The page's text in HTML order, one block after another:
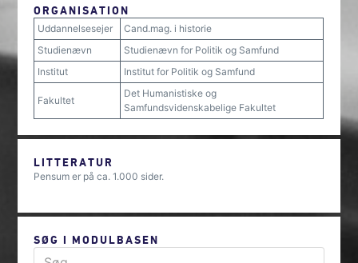
ORGANISATION
Uddannelsesejer
Cand.mag. i historie
Studienævn
Studienævn for Politik og Samfund
Institut
Institut for Politik og Samfund
Fakultet
Det Humanistiske og
Samfundsvidenskabelige Fakultet
LITTERATUR
Pensum er på ca. 1.000 sider.
SØG I MODULBASEN